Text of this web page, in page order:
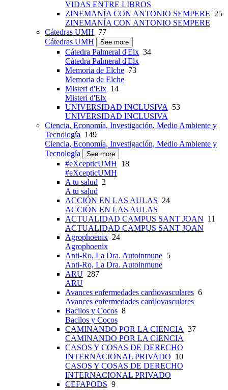
VIDAS ENTRE LIBROS
ZINEMANÍA CON ANTONIO SEMPERE 25
ZINEMANÍA CON ANTONIO SEMPERE
Cátedras UMH 77
Cátedras UMH
See more
Cátedra Palmeral d'Elx 34
Cátedra Palmeral d'Elx
Memoria de Elche 73
Memoria de Elche
Misteri d'Elx 14
Misteri d'Elx
UNIVERSIDAD INCLUSIVA
53
UNIVERSIDAD INCLUSIVA
Ciencia, Economía, Investigación, Medio Ambiente y
Tecnología 149
Ciencia, Economía, Investigación, Medio Ambiente y
Tecnología
See more
#eXcepticUMH 18
#eXcepticUMH
A tu salud 2
A tu salud
ACCIÓN EN LAS AULAS 24
ACCIÓN EN LAS AULAS
ACTUALIDAD CAMPUS SANT JOAN 11
ACTUALIDAD CAMPUS SANT JOAN
Agrophoenix 24
Agrophoenix
Anti-Ro, La Dra. Autoinmune 5
Anti-Ro, La Dra. Autoinmune
ARU 287
ARU
Avances enfermedades cardiovasculares 6
Avances enfermedades cardiovasculares
Bacilos y Cocos 8
Bacilos y Cocos
CAMINANDO POR LA CIENCIA 37
CAMINANDO POR LA CIENCIA
CASOS Y COSAS DE DERECHO
INTERNACIONAL PRIVADO 10
CASOS Y COSAS DE DERECHO
INTERNACIONAL PRIVADO
CEFAPODS 9